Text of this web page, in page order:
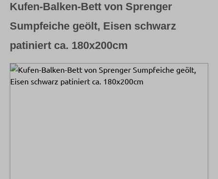
Bildergalerie überspringen
Kufen-Balken-Bett von Sprenger
Sumpfeiche geölt, Eisen schwarz
patiniert ca. 180x200cm